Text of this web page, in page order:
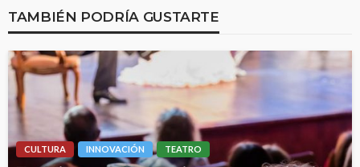
TAMBIÉN PODRÍA GUSTARTE
CULTURA INNOVACIÓN TEATRO